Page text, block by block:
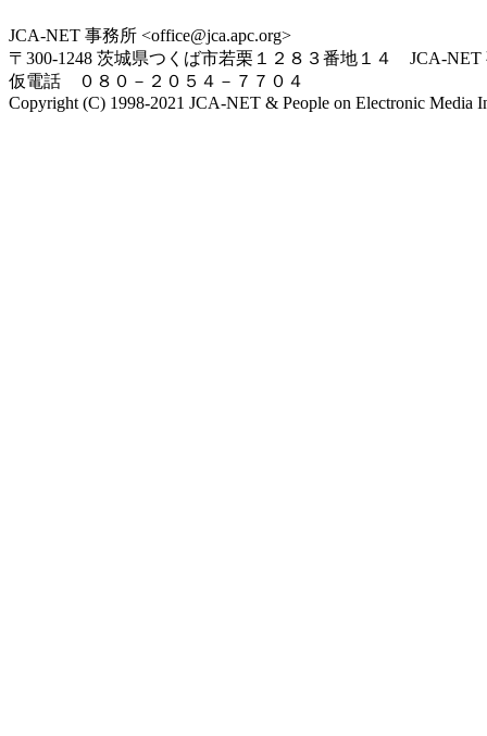
JCA-NET 事務所 <office@jca.apc.org>
〒300-1248 茨城県つくば市若栗１２８３番地１４ JCA-NET
仮電話 ０８０－２０５４－７７０４
Copyright (C) 1998-2021 JCA-NET & People on Electronic Media